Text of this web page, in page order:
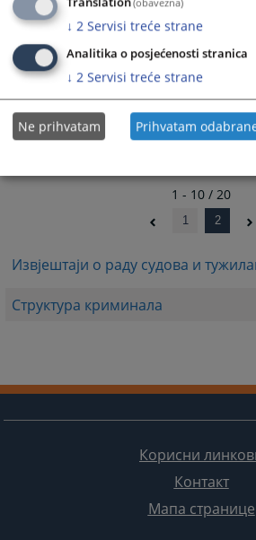
Извјештаји о раду судова и
Структура криминала
shortcuts
changing
dates.
for
changing
dates.
Структура криминала у 2016. години
1 - 10 / 20
1 2
Корисни
Контакт
Мапа странице
↓ 2 Servisi treće strane
Analitika o posjećenosti stranica
↓ 2 Servisi treće strane
Ne prihvatam Prihvatam